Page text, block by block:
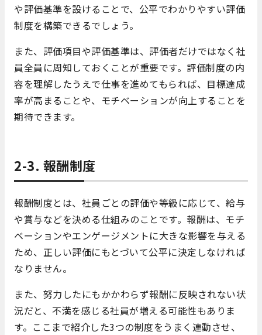
や評価基準を設けることで、公平でわかりやすい評価
制度を構築できるでしょう。
また、評価項目や評価基準は、評価者だけではなく社
員全員に周知しておくことが重要です。評価制度の内
容を理解したうえで仕事を進めてもられば、目標達成
率が高まることや、モチベーションが向上することを
期待できます。
2-3. 報酬制度
報酬制度とは、社員ごとの評価や等級に応じて、給与
や賞与などを決める仕組みのことです。報酬は、モチ
ベーションやエンゲージメントに大きな影響を与える
ため、正しい評価にもとづいて公平に決定しなければ
なりません。
また、努力したにもかかわらず報酬に反映されない状
況だと、不満を感じる社員が増える可能性もありま
す。ここまで紹介した3つの制度をうまく連動させ、